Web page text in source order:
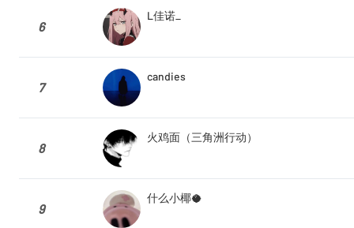
6
L佳诺_
7
candies
8
火鸡面（三角洲行动）
9
什么小椰🥥